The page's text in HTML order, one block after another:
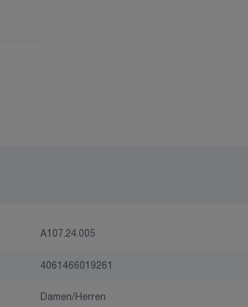
A107.24.005
4061466019261
Damen/Herren